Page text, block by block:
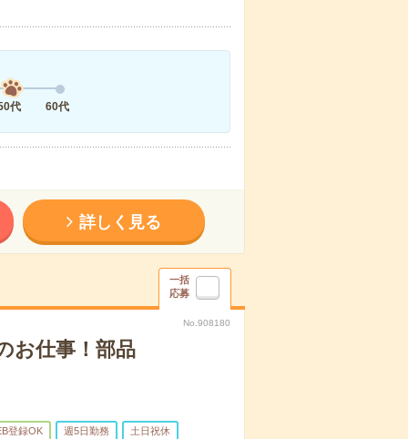
代 60代
詳しく見る
一括
応募
No.908180
お仕事！部品
登録OK 週5日勤務 土日祝休